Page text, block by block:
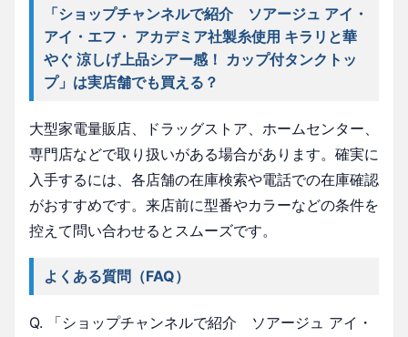
「ショップチャンネルで紹介 ソアージュ アイ・
アイ・エフ・ アカデミア社製糸使用 キラリと華
やぐ 涼しげ上品シアー感！ カップ付タンクトッ
プ」は実店舗でも買える？
大型家電量販店、ドラッグストア、ホームセンター、
専門店などで取り扱いがある場合があります。確実に
入手するには、各店舗の在庫検索や電話での在庫確認
がおすすめです。来店前に型番やカラーなどの条件を
控えて問い合わせるとスムーズです。
よくある質問（FAQ）
Q. 「ショップチャンネルで紹介 ソアージュ アイ・